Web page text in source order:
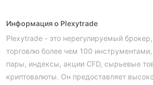
Информация о Plexytrade
Plexytrade - это нерегулируемый
торговлю более чем 100
пары, индексы, акции CFD, сырьевые
криптовалюты. Он предоставляет